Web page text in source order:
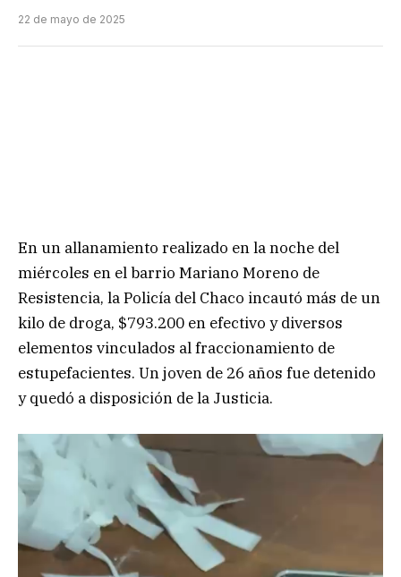
22 de mayo de 2025
En un allanamiento realizado en la noche del
miércoles en el barrio Mariano Moreno de
Resistencia, la Policía del Chaco incautó más de un
kilo de droga, $793.200 en efectivo y diversos
elementos vinculados al fraccionamiento de
estupefacientes. Un joven de 26 años fue detenido
y quedó a disposición de la Justicia.